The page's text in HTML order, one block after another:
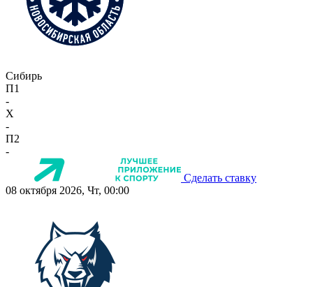
Сибирь
П1
-
X
-
П2
-
Сделать ставку
08 октября 2026, Чт, 00:00